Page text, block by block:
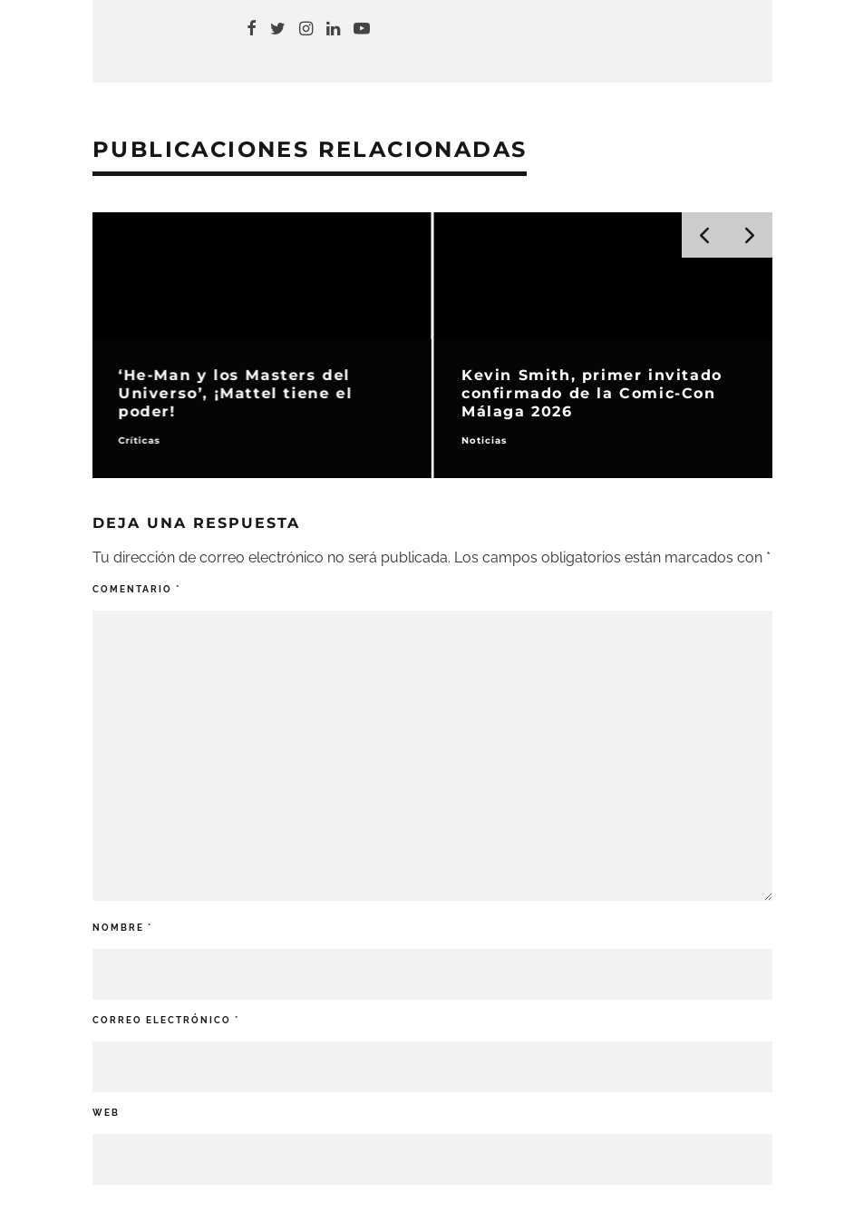
PUBLICACIONES RELACIONADAS
‘He-Man y los Masters del
Universo’, ¡Mattel tiene el
poder!
Críticas
Kevin Smith, primer invitado
confirmado de la Comic-Con
Málaga 2026
Noticias
DEJA UNA RESPUESTA
Tu dirección de correo electrónico no será publicada. Los campos obligatorios están marcados con *
COMENTARIO *
NOMBRE *
CORREO ELECTRÓNICO *
WEB